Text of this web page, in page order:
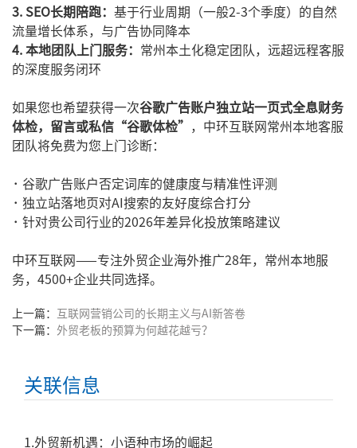
3. SEO长期陪跑： 基于行业周期（一般2-3个季度）的自然
流量增长体系，与广告协同降本
4. 本地团队上门服务： 常州本土化稳定团队，远超远程客服
的深度服务闭环
如果您也希望获得一次谷歌广告账户独立站一页式全息财务
体检，留言或私信“谷歌体检”
，中环互联网常州本地客服
团队将免费为您上门诊断：
· 谷歌广告账户否定词库的健康度与精准性评测
· 独立站落地页对AI搜索的友好度综合打分
· 针对贵公司行业的2026年差异化投放策略建议
中环互联网——专注外贸企业海外推广28年，常州本地服
务，4500+企业共同选择。
上一篇： 互联网营销公司的长期主义与AI新答卷
下一篇： 外贸老板的预算为何越花越亏？
关联信息
1.外贸新机遇：小语种市场的崛起